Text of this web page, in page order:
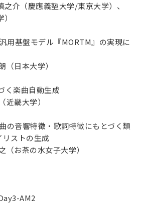
之介（慶應義塾大学/東京大学）、
用基盤モデル『MORTM』の実現に
日本大学）
く楽曲自動生成
畿大学）
の音響特徴・歌詞特徴にもとづく類
ストの生成
お茶の水女子大学）
AM2